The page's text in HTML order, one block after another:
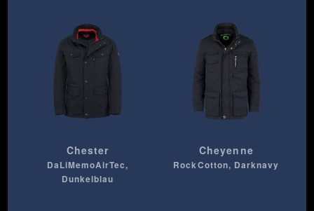
Chester
DaLiMemoAirTec,
Dunkelblau
Cheyenne
RockCotton, Darknavy